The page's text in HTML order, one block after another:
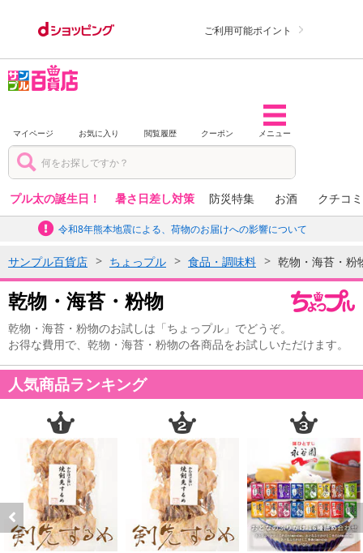
ご利用可能ポイント
マイページ お気に入り 閲覧履歴 クーポン メニュー
プル太の誕生日！ 暑さ日差し対策 防災特集 お酒 クチコ
令和8年熊本地震による、荷物のお届けへの影響について
サンプル百貨店 ちょっプル 食品・調味料 乾物・海苔・粉
乾物・海苔・粉物
乾物・海苔・粉物のお試しは「ちょっプル」でどうぞ。
お得な費用で、乾物・海苔・粉物の各商品をお試しいただけます。
人気商品ランキング
Previous Next